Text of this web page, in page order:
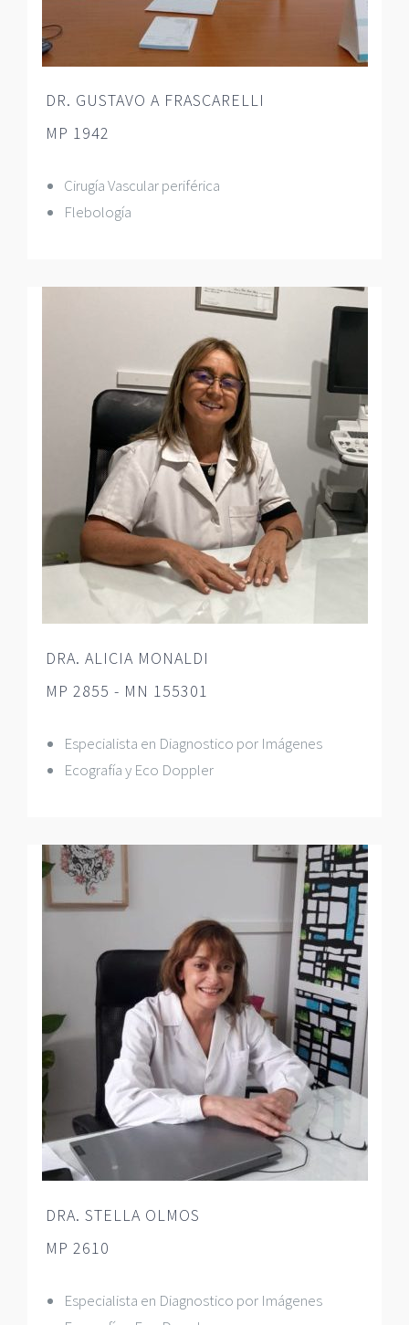
DR. GUSTAVO A FRASCARELLI
MP 1942
Cirugía Vascular periférica
Flebología
DRA. ALICIA MONALDI
MP 2855 - MN 155301
Especialista en Diagnostico por Imágenes
Ecografía y Eco Doppler
DRA. STELLA OLMOS
MP 2610
Especialista en Diagnostico por Imágenes